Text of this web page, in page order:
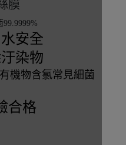
膜
安全
染物
有機物含氯常見細菌
合格